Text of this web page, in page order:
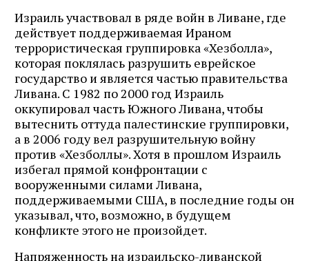
Израиль участвовал в ряде войн в Ливане, где
действует поддерживаемая Ираном
террористическая группировка «Хезболла»,
которая поклялась разрушить еврейское
государство и является частью правительства
Ливана. С 1982 по 2000 год Израиль
оккупировал часть Южного Ливана, чтобы
вытеснить оттуда палестинские группировки,
а в 2006 году вел разрушительную войну
против «Хезболлы». Хотя в прошлом Израиль
избегал прямой конфронтации с
вооруженными силами Ливана,
поддерживаемыми США, в последние годы он
указывал, что, возможно, в будущем
конфликте этого не произойдет.
Напряженность на израильско-ливанской